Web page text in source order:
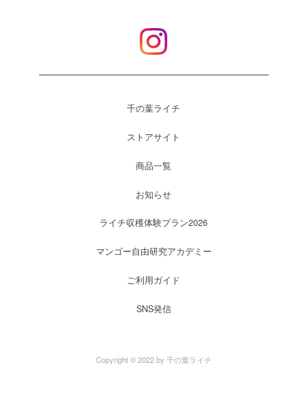
千の葉ライチ
ストアサイト
商品一覧
お知らせ
ライチ収穫体験プラン2026
マンゴー自由研究アカデミー
ご利用ガイド
SNS発信
Copyright © 2022 by 千の葉ライチ